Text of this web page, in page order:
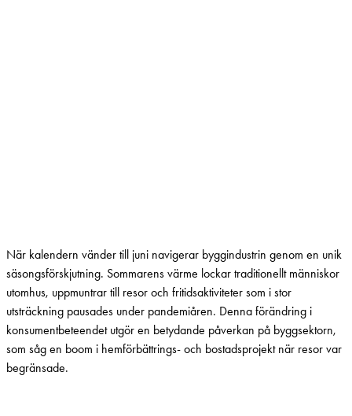
När kalendern vänder till juni navigerar byggindustrin genom en unik
säsongsförskjutning. Sommarens värme lockar traditionellt människor
utomhus, uppmuntrar till resor och fritidsaktiviteter som i stor
utsträckning pausades under pandemiåren. Denna förändring i
konsumentbeteendet utgör en betydande påverkan på byggsektorn,
som såg en boom i hemförbättrings- och bostadsprojekt när resor var
begränsade.